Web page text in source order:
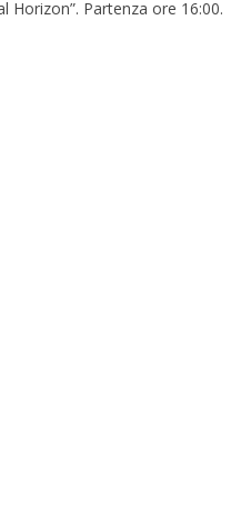
Horizon”. Partenza ore 16:00.